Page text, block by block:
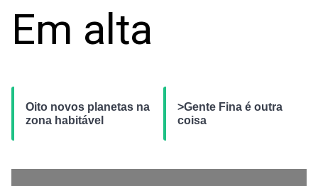
Em alta
Oito novos planetas na
zona habitável
>Gente Fina é outra
coisa